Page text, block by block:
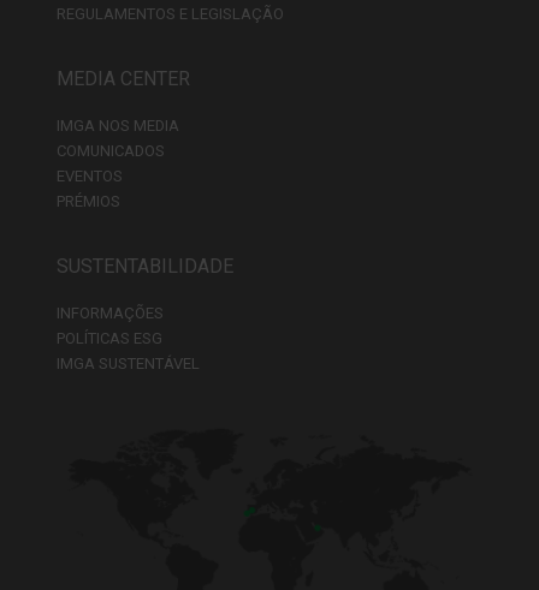
REGULAMENTOS E LEGISLAÇÃO
MEDIA CENTER
IMGA NOS MEDIA
COMUNICADOS
EVENTOS
PRÉMIOS
SUSTENTABILIDADE
INFORMAÇÕES
POLÍTICAS ESG
IMGA SUSTENTÁVEL